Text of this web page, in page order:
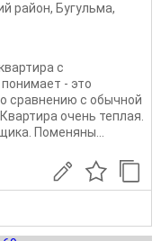
район, Бугульма,
с
- это
сравнению с обычной
очень теплая.
Поменяны...